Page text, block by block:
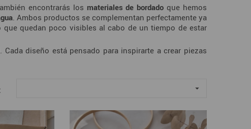
encontrarás los materiales de bordado que hemos
. Ambos productos se complementan perfectamente ya
quedan poco visibles al cabo de un tiempo de estar
diseño está pensado para inspirarte a crear piezas
